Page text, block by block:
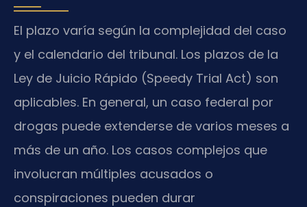
El plazo varía según la complejidad del caso
y el calendario del tribunal. Los plazos de la
Ley de Juicio Rápido (Speedy Trial Act) son
aplicables. En general, un caso federal por
drogas puede extenderse de varios meses a
más de un año. Los casos complejos que
involucran múltiples acusados o
conspiraciones pueden durar